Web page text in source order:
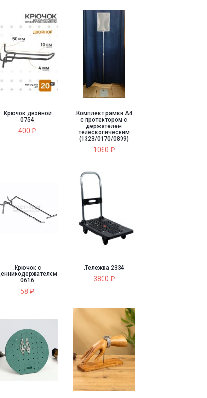
.Крючок двойной
0754
400 ₽
.Комплект рамки А4
с протектором с
держателем
телескопическим
(1323/0170/0899)
1060 ₽
.Крючок с
0616
58 ₽
.Тележка 2334
3800 ₽